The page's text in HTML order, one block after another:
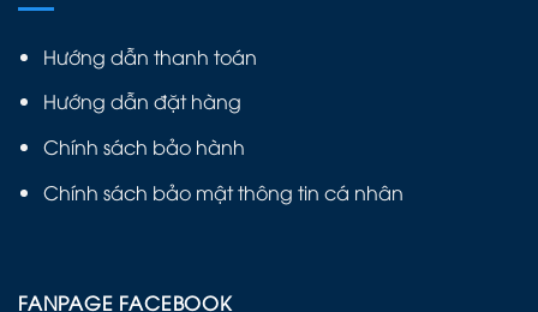
Hướng dẫn thanh toán
Hướng dẫn đặt hàng
Chính sách bảo hành
Chính sách bảo mật thông tin cá nhân
FANPAGE FACEBOOK